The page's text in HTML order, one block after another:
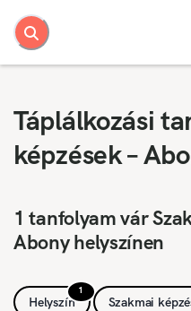
Táplálkozási
képzések –
1 tanfolyam vár
Abony helyszínen
1
Helyszín Szakmai